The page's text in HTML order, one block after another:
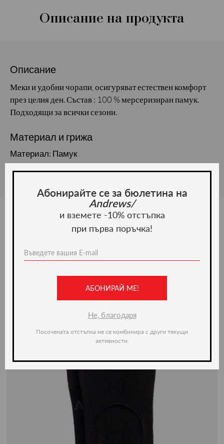
Описание на продукта
Описание
Меки и удобни чорапи, осигуряват естествен комфорт
през целия ден. Състав : 100 % мерсеризиран памук.
Подходящи за всички сезони.
Материал и грижа
Материал: Памук
Ние препоръчваме
Абонирайте се за бюлетина на
Andrews/
и вземете -10% отстъпка
при първа поръчка!
АБОНИРАЙ МЕ!
Не, благодаря
Посочената отстъпка не се комбинира с други текущи
активности.